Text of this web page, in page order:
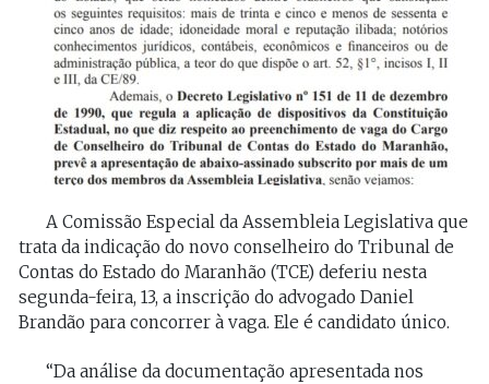
A Comissão Especial da Assembleia Legislativa que
trata da indicação do novo conselheiro do Tribunal de
Contas do Estado do Maranhão (TCE) deferiu nesta
segunda-feira, 13, a inscrição do advogado Daniel
Brandão para concorrer à vaga. Ele é candidato único.
“Da análise da documentação apresentada nos